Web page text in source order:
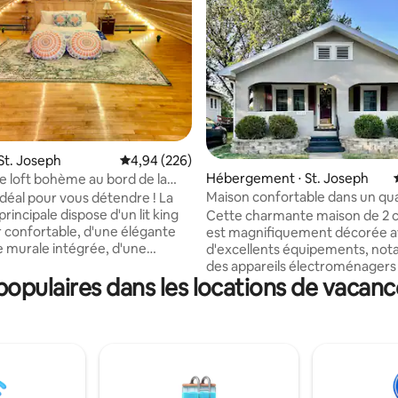
base de 485 commentaires : 4,93 sur 5
Joseph Évaluation moyenne sur la base de 226
4,94 (226)
loft bohème au bord de la
• Balcon
pour vous détendre ! La
dispose d'un lit king
d'une élégante
murale intégrée, d'une
de la rivière. Le Loft est
amateurs de style bohème,
réaménagée.
Hébergement ⋅ St. Joseph
Maison confortable dans un
idéal
Cette charmante maison de 2
est magnifiquement décorée
d'excellents équipements,
des appareils
gamme, un mobilier bien
est équipée d'une connexion
distance de marche d'un salon
pub de quartier. Vous allez
dans les locations de